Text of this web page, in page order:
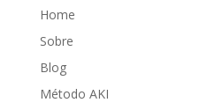
Home
Sobre
Blog
Método AKI